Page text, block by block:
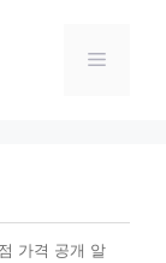
Menu
가격 공개 알